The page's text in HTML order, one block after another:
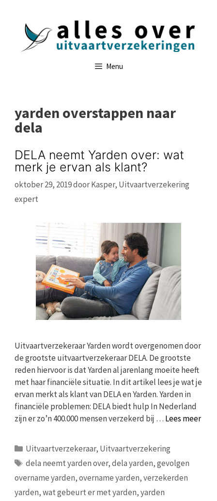
Menu
yarden overstappen naar
dela
DELA neemt Yarden over: wat
merk je ervan als klant?
oktober 29, 2019doorKasper, Uitvaartverzekering
expert
Uitvaartverzekeraar Yarden wordt overgenomen door
de grootste uitvaartverzekeraar DELA. De grootste
reden hiervoor is dat Yarden al jarenlang moeite heeft
met haar financiële situatie. In dit artikel lees je wat je
ervan merkt als klant van DELA en Yarden. Yarden in
financiële problemen: DELA biedt hulp In Nederland
zijn er zo’n 400.000 mensen verzekerd bij … Lees meer
Categorieën
Uitvaartverzekeraar, Uitvaartverzekering
Tags
dela neemt yarden over,dela yarden,gevolgen
overname yarden,overname yarden,verzekerden
yarden,wat gebeurt er met yarden,yarden